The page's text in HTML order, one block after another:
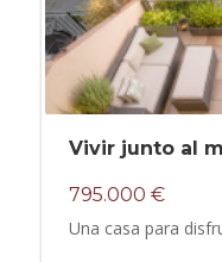
Vivir junto al
795.000 €
Una casa para